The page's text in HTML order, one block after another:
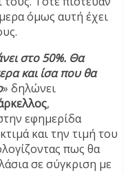
όμως αυτή έχει
στο 50%. Θα
και ίσα που θα
» δηλώνει
,
εφημερίδα
και την τιμή του
πως θα
σε σύγκριση με